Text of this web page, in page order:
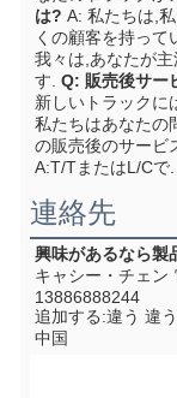
は? A: 私たちは,
くの顧客を持って
我々は,あなたが
す. Q: 販売後サー
新しいトラックに
私たちはあなたの
の販売後のサービ
A:T/TまたはL/Cで.
連絡先
興味があるなら製
キャシー・チェン
13886888244
追加する:違う 違
中国